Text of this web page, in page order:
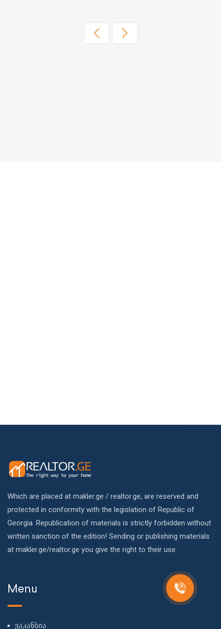
Which are placed at makler.ge / realtor.ge, are reserved and
protected in conformity with the legislation of Republic of
Georgia. Republication of materials is strictly forbidden without
written sanction of the edition! Sending or publishing materials
at makler.ge/realtor.ge you give the right to their use.
Menu
ვაკანსია